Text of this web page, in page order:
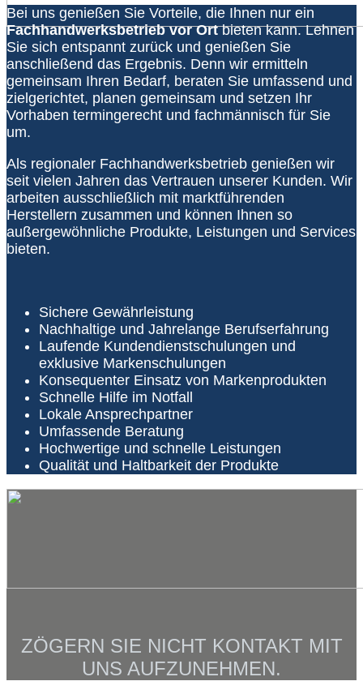
Bei uns genießen Sie Vorteile, die Ihnen nur ein
Fachhandwerksbetrieb vor Ortbieten kann. Lehnen
Sie sich entspannt zurück und genießen Sie
anschließend das Ergebnis. Denn wir ermitteln
gemeinsam Ihren Bedarf, beraten Sie umfassend und
zielgerichtet, planen gemeinsam und setzen Ihr
Vorhaben termingerecht und fachmännisch für Sie
um.
Als regionaler Fachhandwerksbetrieb genießen wir
seit vielen Jahren das Vertrauen unserer Kunden. Wir
arbeiten ausschließlich mit marktführenden
Herstellern zusammen und können Ihnen so
außergewöhnliche Produkte, Leistungen und Services
bieten.
Sichere Gewährleistung
Nachhaltige und Jahrelange Berufserfahrung
Laufende Kundendienstschulungen und
exklusive Markenschulungen
Konsequenter Einsatz von Markenprodukten
Schnelle Hilfe im Notfall
Lokale Ansprechpartner
Umfassende Beratung
Hochwertige und schnelle Leistungen
Qualität und Haltbarkeit der Produkte
ZÖGERN SIE NICHT KONTAKT MIT
UNS AUFZUNEHMEN.